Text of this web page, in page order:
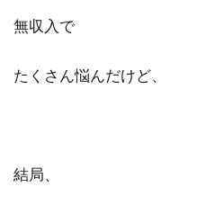
無収入で
たくさん悩んだけど、
結局、